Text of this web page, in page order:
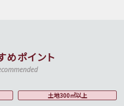
めポイント
土地300㎡以上